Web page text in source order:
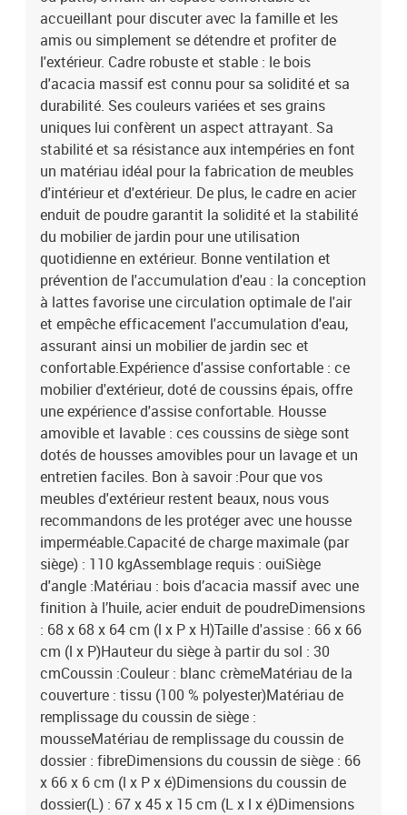
accueillant pour discuter avec la famille et les
amis ou simplement se détendre et profiter de
l'extérieur. Cadre robuste et stable : le bois
d'acacia massif est connu pour sa solidité et sa
durabilité. Ses couleurs variées et ses grains
uniques lui confèrent un aspect attrayant. Sa
stabilité et sa résistance aux intempéries en font
un matériau idéal pour la fabrication de meubles
d'intérieur et d'extérieur. De plus, le cadre en acier
enduit de poudre garantit la solidité et la stabilité
du mobilier de jardin pour une utilisation
quotidienne en extérieur. Bonne ventilation et
prévention de l'accumulation d'eau : la conception
à lattes favorise une circulation optimale de l'air
et empêche efficacement l'accumulation d'eau,
assurant ainsi un mobilier de jardin sec et
confortable.Expérience d'assise confortable : ce
mobilier d'extérieur, doté de coussins épais, offre
une expérience d'assise confortable. Housse
amovible et lavable : ces coussins de siège sont
dotés de housses amovibles pour un lavage et un
entretien faciles. Bon à savoir :Pour que vos
meubles d'extérieur restent beaux, nous vous
recommandons de les protéger avec une housse
imperméable.Capacité de charge maximale (par
siège) : 110 kgAssemblage requis : ouiSiège
d'angle :Matériau : bois d’acacia massif avec une
finition à l’huile, acier enduit de poudreDimensions
: 68 x 68 x 64 cm (l x P x H)Taille d'assise : 66 x 66
cm (l x P)Hauteur du siège à partir du sol : 30
cmCoussin :Couleur : blanc crèmeMatériau de la
couverture : tissu (100 % polyester)Matériau de
remplissage du coussin de siège :
mousseMatériau de remplissage du coussin de
dossier : fibreDimensions du coussin de siège : 66
x 66 x 6 cm (l x P x é)Dimensions du coussin de
dossier(L) : 67 x 45 x 15 cm (L x l x é)Dimensions